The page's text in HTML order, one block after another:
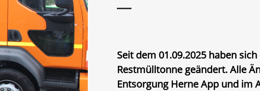
Seit dem 01.09.2025 haben
Restmülltonne geändert. Alle
Entsorgung Herne App und im